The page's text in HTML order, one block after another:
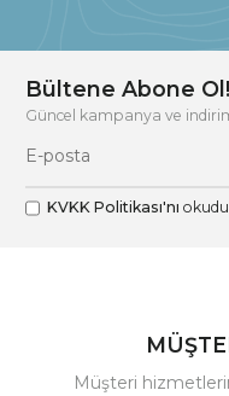
Bültene Abone Ol!
Güncel kampanya ve
KVKK Politikası'nı
Müşteri